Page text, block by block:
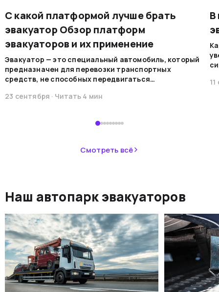
С какой платформой лучше брать
эвакуатор Обзор платформ
эвакуаторов и их применение
Эвакуатор — это специальный автомобиль, который
предназначен для перевозки транспортных
средств, не способных передвигаться
машины обеспечивают безопасную
23 сентября · Читать 4 мин
В
Смотреть всё
Наш автопарк эвакуаторов